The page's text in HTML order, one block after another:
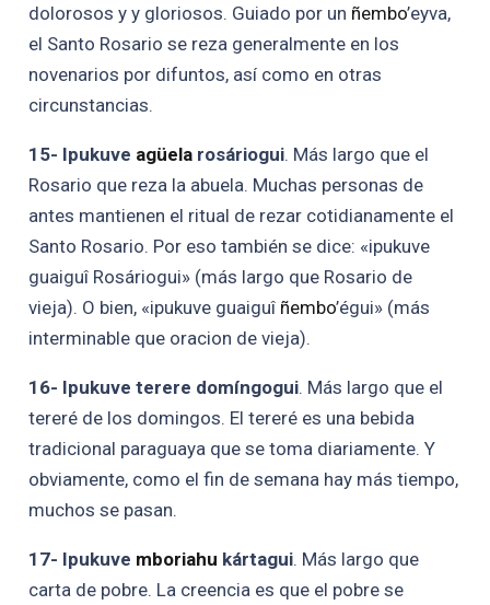
dolorosos y y gloriosos. Guiado por un ñembo’eyva,
el Santo Rosario se reza generalmente en los
novenarios por difuntos, así como en otras
circunstancias.
15- Ipukuve agüelarosáriogui. Más largo que el
Rosario que reza la abuela. Muchas personas de
antes mantienen el ritual de rezar cotidianamente el
Santo Rosario. Por eso también se dice: «ipukuve
guaiguî Rosáriogui» (más largo que Rosario de
vieja). O bien, «ipukuve guaiguî ñembo’égui» (más
interminable que oracion de vieja).
16- Ipukuve terere domíngogui. Más largo que el
tereré de los domingos. El tereré es una bebida
tradicional paraguaya que se toma diariamente. Y
obviamente, como el fin de semana hay más tiempo,
muchos se pasan.
17- Ipukuve mboriahu kártagui. Más largo que
carta de pobre. La creencia es que el pobre se